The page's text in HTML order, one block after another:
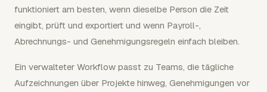
funktioniert am besten, wenn dieselbe Person die Zeit
eingibt, prüft und exportiert und wenn Payroll-,
Abrechnungs- und Genehmigungsregeln einfach bleiben.
Ein verwalteter Workflow passt zu Teams, die tägliche
Aufzeichnungen über Projekte hinweg, Genehmigungen vor